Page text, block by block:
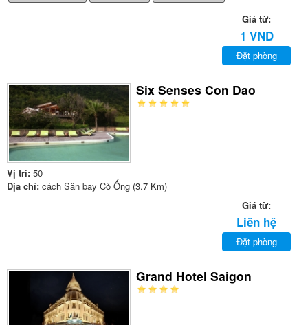
Giá từ:
1 VND
Đặt phòng
Six Senses Con Dao
Vị trí: 50
Địa chỉ: cách Sân bay Cỏ Ống (3.7 Km)
Giá từ:
Liên hệ
Đặt phòng
Grand Hotel Saigon